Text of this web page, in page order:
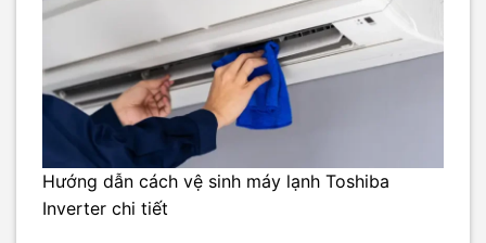
Hướng dẫn cách vệ sinh máy lạnh Toshiba
Inverter chi tiết